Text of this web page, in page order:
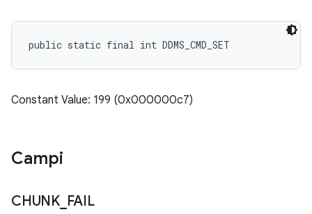
public static final int DDMS_CMD_SET
Constant Value: 199 (0x000000c7)
Campi
CHUNK_ FAIL